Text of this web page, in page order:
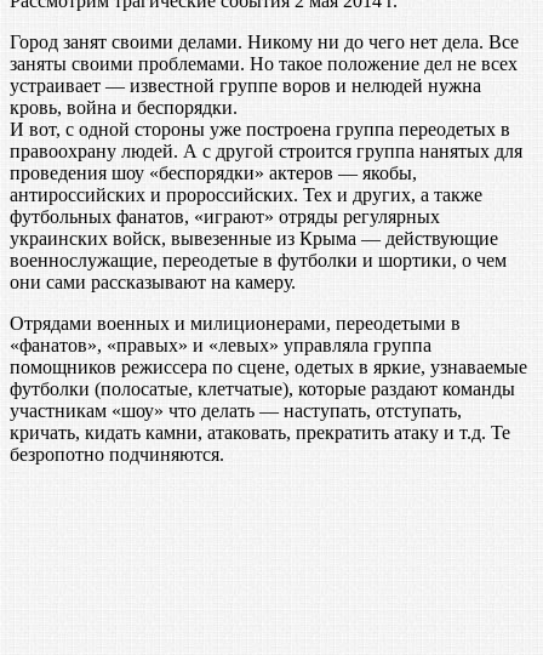
Город занят своими делами. Никому ни до чего нет дела. Все
заняты своими проблемами. Но такое положение дел не всех
устраивает — известной группе воров и нелюдей нужна
кровь, война и беспорядки.
И вот, с одной стороны уже построена группа переодетых в
правоохрану людей. А с другой строится группа нанятых для
проведения шоу «беспорядки» актеров — якобы,
антироссийских и пророссийских. Тех и других, а также
футбольных фанатов, «играют» отряды регулярных
украинских войск, вывезенные из Крыма — действующие
военнослужащие, переодетые в футболки и шортики, о чем
они сами рассказывают на камеру.
Отрядами военных и милиционерами, переодетыми в
«фанатов», «правых» и «левых» управляла группа
помощников режиссера по сцене, одетых в яркие, узнаваемые
футболки (полосатые, клетчатые), которые раздают команды
участникам «шоу» что делать — наступать, отступать,
кричать, кидать камни, атаковать, прекратить атаку и т.д. Те
безропотно подчиняются.